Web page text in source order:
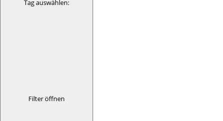
Tag auswählen:
Filter öffnen